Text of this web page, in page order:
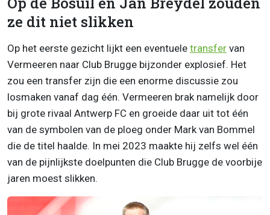
ze dit niet slikken
Op het eerste gezicht lijkt een eventuele transfer van
Vermeeren naar Club Brugge bijzonder explosief. Het
zou een transfer zijn die een enorme discussie zou
losmaken vanaf dag één. Vermeeren brak namelijk door
bij grote rivaal Antwerp FC en groeide daar uit tot één
van de symbolen van de ploeg onder Mark van Bommel
die de titel haalde. In mei 2023 maakte hij zelfs wel één
van de pijnlijkste doelpunten die Club Brugge de voorbije
jaren moest slikken.